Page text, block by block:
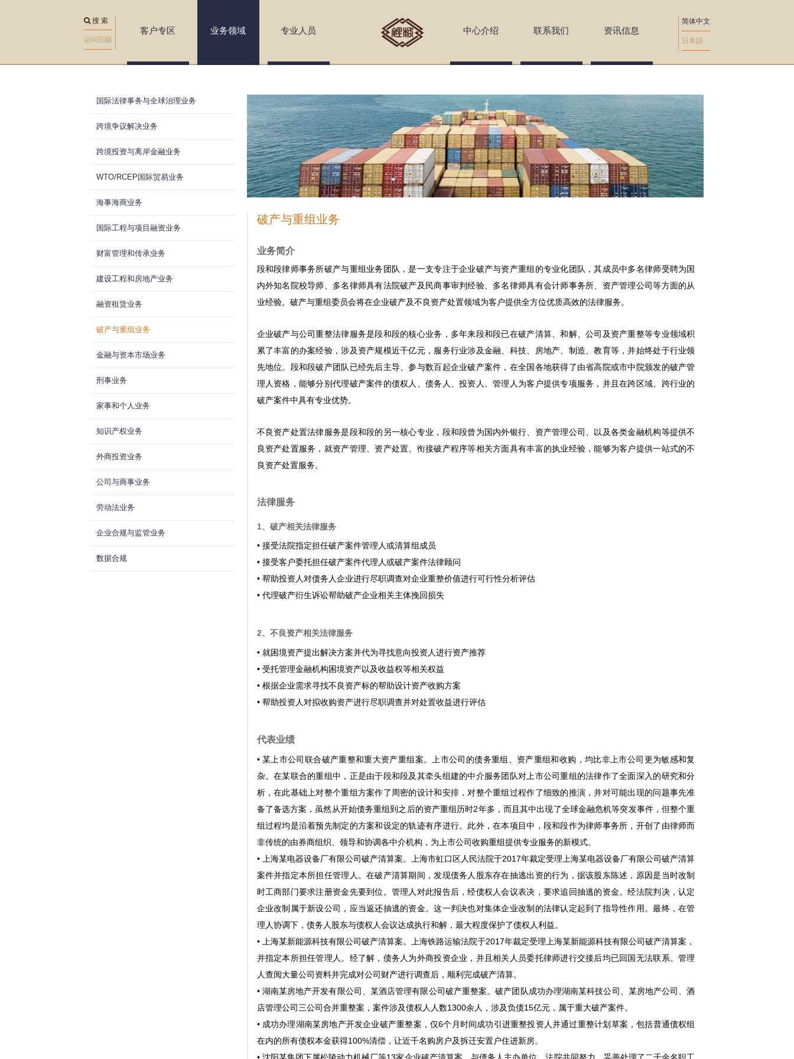
content
搜 索
访问旧版
客户专区 业务领域 专业人员 中心介绍 联系我们 资讯信息
简体中文
日本語
You are here
国际法律事务与全球治理业务
跨境争议解决业务
跨境投资与离岸金融业务
WTO/RCEP国际贸易业务
海事海商业务
国际工程与项目融资业务
财富管理和传承业务
建设工程和房地产业务
融资租赁业务
破产与重组业务
金融与资本市场业务
刑事业务
家事和个人业务
知识产权业务
外商投资业务
公司与商事业务
劳动法业务
企业合规与监管业务
数据合规
破产与重组业务
业务简介
段和段律师事务所破产与重组业务团队，是一支专注于企业破产与资产重组的专业化团队，其成员中多名律师受聘为国
内外知名院校导师、多名律师具有法院破产及民商事审判经验、多名律师具有会计师事务所、资产管理公司等方面的从
业经验。破产与重组委员会将在企业破产及不良资产处置领域为客户提供全方位优质高效的法律服务。
企业破产与公司重整法律服务是段和段的核心业务，多年来段和段已在破产清算、和解、公司及资产重整等专业领域积
累了丰富的办案经验，涉及资产规模近千亿元，服务行业涉及金融、科技、房地产、制造、教育等，并始终处于行业领
先地位。段和段破产团队已经先后主导、参与数百起企业破产案件，在全国各地获得了由省高院或市中院颁发的破产管
理人资格，能够分别代理破产案件的债权人、债务人、投资人、管理人为客户提供专项服务，并且在跨区域、跨行业的
破产案件中具有专业优势。
不良资产处置法律服务是段和段的另一核心专业，段和段曾为国内外银行、资产管理公司、以及各类金融机构等提供不
良资产处置服务，就资产管理、资产处置、衔接破产程序等相关方面具有丰富的执业经验，能够为客户提供一站式的不
良资产处置服务。
法律服务
1、破产相关法律服务
• 接受法院指定担任破产案件管理人或清算组成员
• 接受客户委托担任破产案件代理人或破产案件法律顾问
• 帮助投资人对债务人企业进行尽职调查对企业重整价值进行可行性分析评估
• 代理破产衍生诉讼帮助破产企业相关主体挽回损失
2、不良资产相关法律服务
• 就困境资产提出解决方案并代为寻找意向投资人进行资产推荐
• 受托管理金融机构困境资产以及收益权等相关权益
• 根据企业需求寻找不良资产标的帮助设计资产收购方案
• 帮助投资人对拟收购资产进行尽职调查并对处置收益进行评估
代表业绩
• 某上市公司联合破产重整和重大资产重组案。上市公司的债务重组、资产重组和收购，均比非上市公司更为敏感和复
杂。在某联合的重组中，正是由于段和段及其牵头组建的中介服务团队对上市公司重组的法律作了全面深入的研究和分
析，在此基础上对整个重组方案作了周密的设计和安排，对整个重组过程作了细致的推演，并对可能出现的问题事先准
备了备选方案，虽然从开始债务重组到之后的资产重组历时2年多，而且其中出现了全球金融危机等突发事件，但整个重
组过程均是沿着预先制定的方案和设定的轨迹有序进行。此外，在本项目中，段和段作为律师事务所，开创了由律师而
非传统的由券商组织、领导和协调各中介机构，为上市公司收购重组提供专业服务的新模式。
• 上海某电器设备厂有限公司破产清算案。上海市虹口区人民法院于2017年裁定受理上海某电器设备厂有限公司破产清算
案件并指定本所担任管理人。在破产清算期间，发现债务人股东存在抽逃出资的行为，据该股东陈述，原因是当时改制
时工商部门要求注册资金先要到位。管理人对此报告后，经债权人会议表决，要求追回抽逃的资金。经法院判决，认定
企业改制属于新设公司，应当返还抽逃的资金。这一判决也对集体企业改制的法律认定起到了指导性作用。最终，在管
理人协调下，债务人股东与债权人会议达成执行和解，最大程度保护了债权人利益。
• 上海某新能源科技有限公司破产清算案。上海铁路运输法院于2017年裁定受理上海某新能源科技有限公司破产清算案，
并指定本所担任管理人。经了解，债务人为外商投资企业，并且相关人员委托律师进行交接后均已回国无法联系。管理
人查阅大量公司资料并完成对公司财产进行调查后，顺利完成破产清算。
• 湖南某房地产开发有限公司、某酒店管理有限公司破产重整案。破产团队成功办理湖南某科技公司、某房地产公司、酒
店管理公司三公司合并重整案，案件涉及债权人人数1300余人，涉及负债15亿元，属于重大破产案件。
• 成功办理湖南某房地产开发企业破产重整案，仅6个月时间成功引进重整投资人并通过重整计划草案，包括普通债权组
在内的所有债权本金获得100%清偿，让近千名购房户及拆迁安置户住进新房。